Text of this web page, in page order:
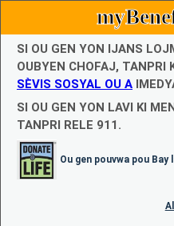
SI OU GEN YON IJANS
OUBYEN CHOFAJ, TANPRI
SÈVIS SOSYAL OU A
SI OU GEN YON LAVI KI
TANPRI RELE 911.
Ou gen pouvwa pou